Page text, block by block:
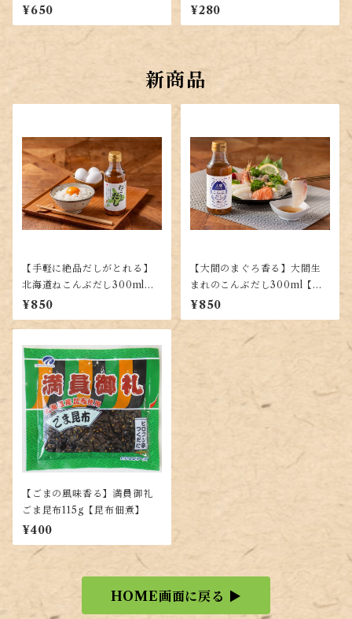
剤不使用で上質な昆布を使用
した塩昆布】
¥650 ¥280
新商品
【手軽に絶品だしがとれる】
北海道ねこんぶだし300ml
【使いやすい液体タイプ】
¥850
【大間のまぐろ香る】大間生
まれのこんぶだし300ml【手
軽な液体だし】
¥850
【ごまの風味香る】満員御礼
ごま昆布115g【昆布佃煮】
¥400
HOME画面に戻る ▶